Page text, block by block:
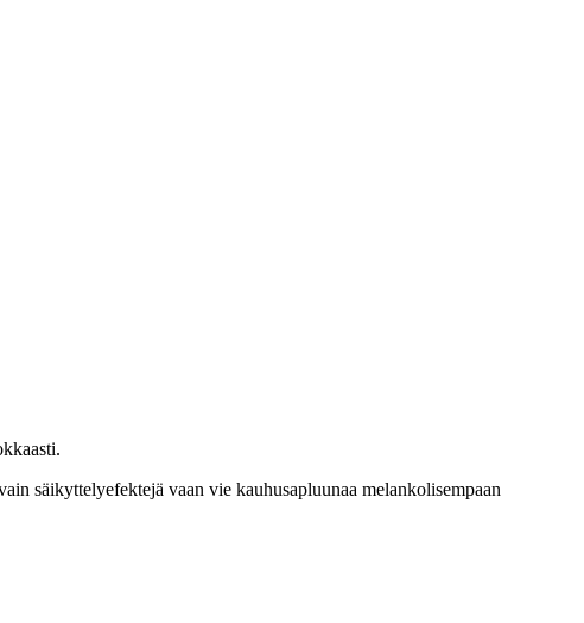
säikyttelyefektejä vaan vie kauhusapluunaa melankolisempaan